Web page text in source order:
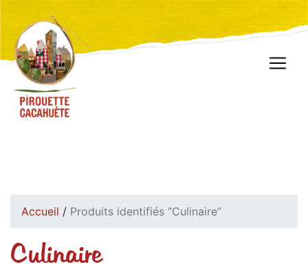
Accueil / Produits identifiés “Culinaire”
Culinaire